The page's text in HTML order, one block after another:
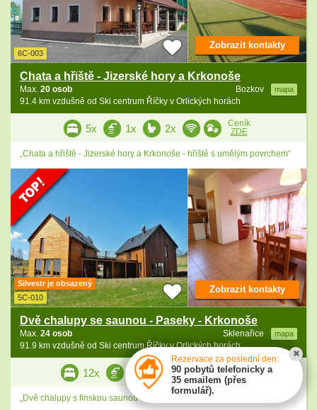
6C-003
Chata a hřiště - Jizerské hory a Krkonoše
Bozkov mapa
Max. 20 osob
91.4 km vzdušně od Ski centrum Říčky v Orlických horách
Zobrazit kontakty
5x 1x 2x
Ceník
ZDE
„Chata a hřiště - Jizerské hory a Krkonoše - hřiště s umělým povrchem“
Silvestr je obsazený
5C-010
Dvě chalupy se saunou - Paseky - Krkonoše
Sklenařice mapa
Max. 24 osob
91.9 km vzdušně od Ski centrum Říčky v Orlických horách
Zobrazit kontakty
12x 6x 8x
Ceník
ZDE
„Dvě chalupy s finskou saunou - rozhraní Jizerské hory a Krkonoše“
Rezervace za poslední den:
90 pobytů telefonicky a
35 emailem (přes
formulář).